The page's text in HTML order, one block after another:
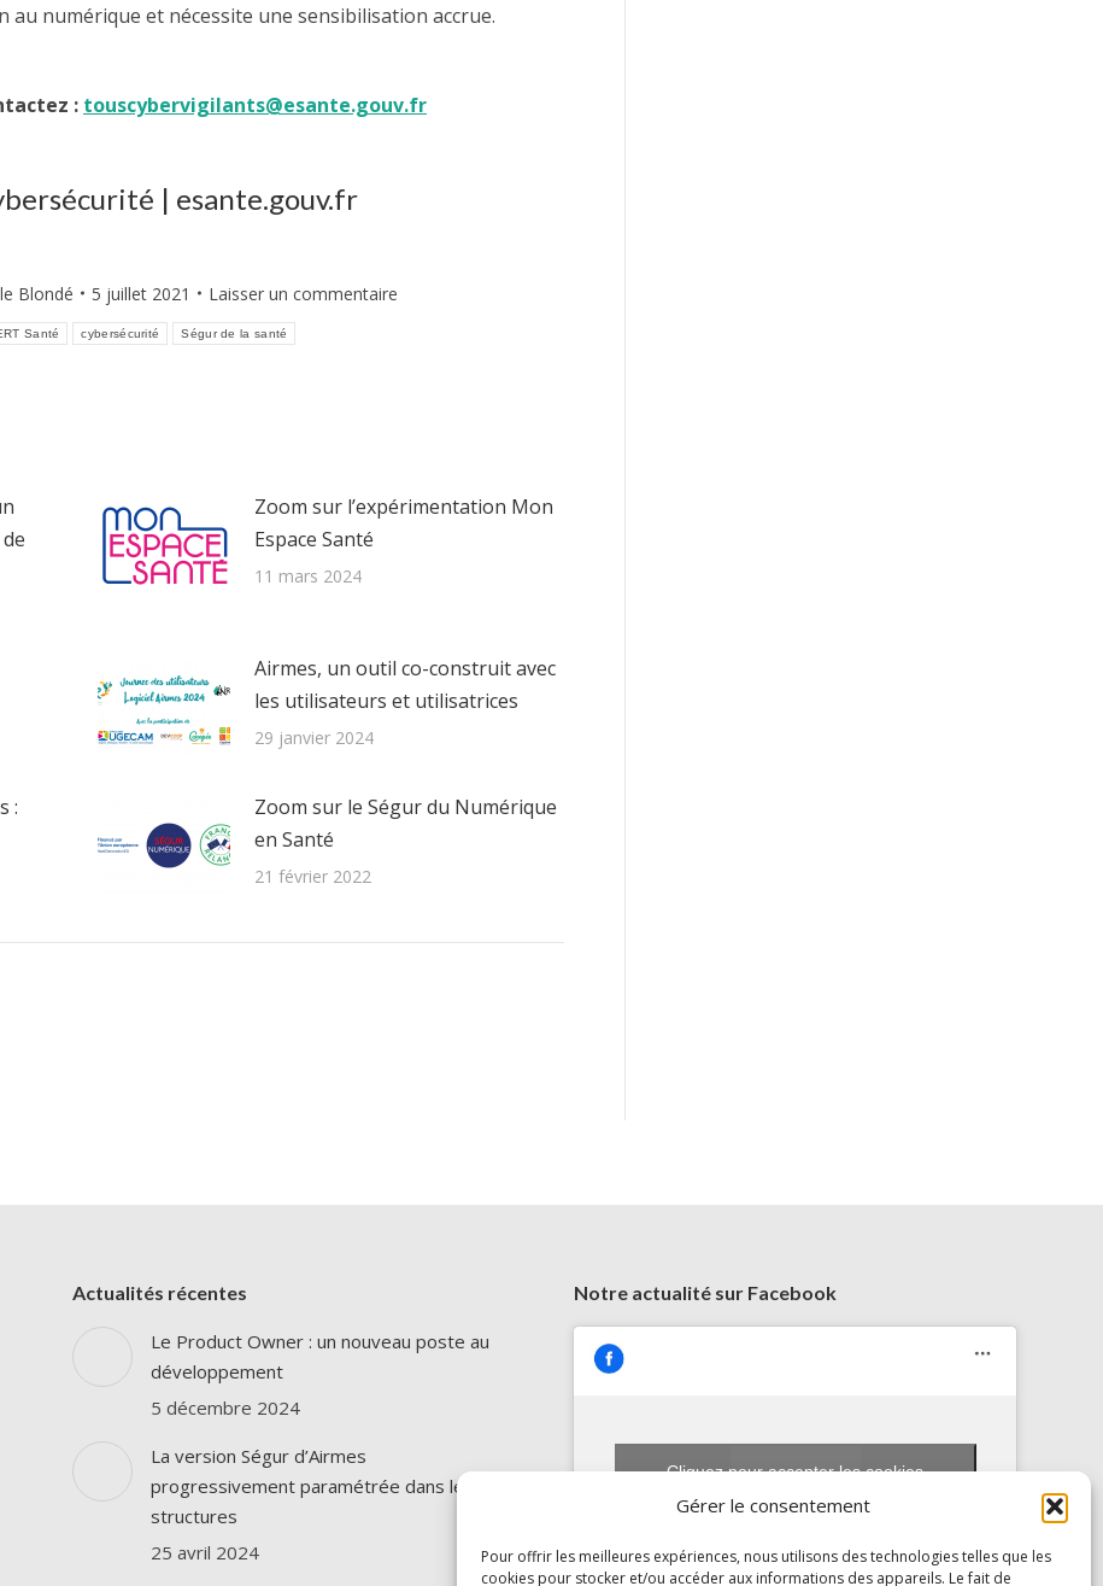
Gérer le consentement
Pour offrir les meilleures expériences, nous utilisons des technologies telles que les
cookies pour stocker et/ou accéder aux informations des appareils. Le fait de
au numérique et nécessite une sensibilisation accrue.
: touscybervigilants@esante.gouv.fr
| esante.gouv.fr
Blondé 5 juillet 2021
Laisser un commentaire
Santé cybersécurité Ségur de la santé
Zoom sur l’expérimentation Mon
Espace Santé
11 mars 2024
Airmes, un outil co-construit avec
les utilisateurs et utilisatrices
29 janvier 2024
:
Zoom sur le Ségur du Numérique
en Santé
21 février 2022
Actualités récentes
Le Product Owner : un nouveau poste au
développement
5 décembre 2024
La version Ségur d’Airmes
progressivement paramétrée dans les
structures
25 avril 2024
Notre actualité sur Facebook
Cliquez pour accepter les cookies
marketing et activer ce contenu